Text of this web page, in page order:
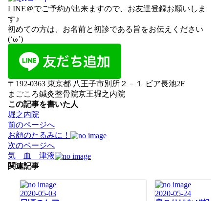
LINE＠でご予約が出来ますので、お友達登録お願いしま
す♪
初めての方は、お名前と初診である旨をお伝えください
(‘ω’)
〒192-0363 東京都 八王子市別所２－１ ビア長池2F
まごころ鍼灸整骨院京王堀之内院
この記事を書いた人
堀之内院
投
稿
ナ
ビ
ゲ
前のページへ
お顔のたるみに！
次のページへ
気 血 津液
関連記事
2020-05-03
2020-05-24